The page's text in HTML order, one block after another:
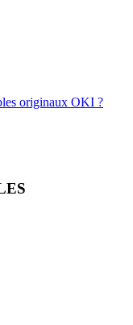
originaux OKI ?